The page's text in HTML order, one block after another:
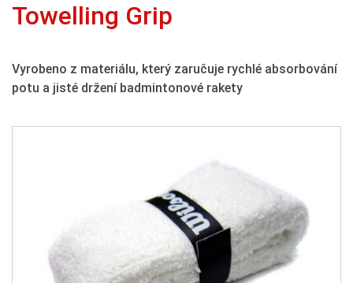
Towelling Grip
Vyrobeno z materiálu, který zaručuje rychlé absorbování
potu a jisté držení badmintonové rakety